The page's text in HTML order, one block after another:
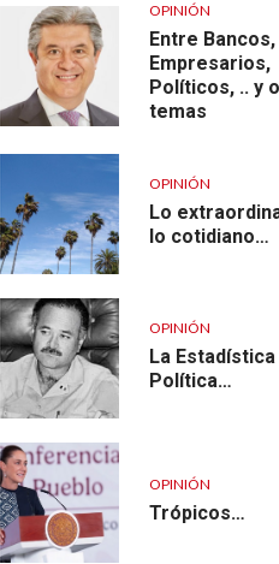
OPINIÓN
Entre Bancos,
Empresarios,
Políticos, .. y
temas
OPINIÓN
Lo
lo cotidiano…
OPINIÓN
La Estadística
Política…
OPINIÓN
Trópicos…